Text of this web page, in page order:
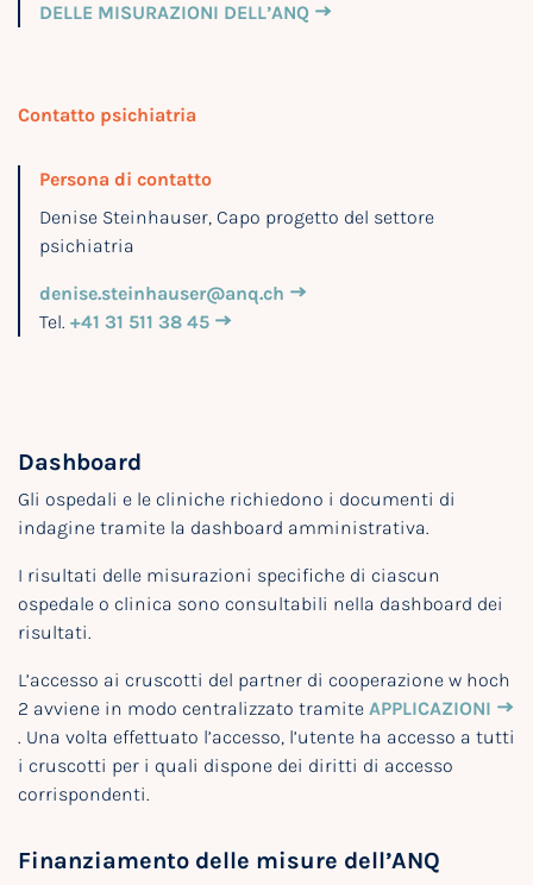
DELLE MISURAZIONI DELL’ANQ
Contatto psichiatria
Persona di contatto
Denise Steinhauser, Capo progetto del settore
psichiatria
denise.steinhauser@anq.ch
Tel. +41 31 511 38 45
Dashboard
Gli ospedali e le cliniche richiedono i documenti di
indagine tramite la dashboard amministrativa.
I risultati delle misurazioni specifiche di ciascun
ospedale o clinica sono consultabili nella dashboard dei
risultati.
L’accesso ai cruscotti del partner di cooperazione w hoch
2 avviene in modo centralizzato tramite APPLICAZIONI
. Una volta effettuato l’accesso, l’utente ha accesso a tutti
i cruscotti per i quali dispone dei diritti di accesso
corrispondenti.
Finanziamento delle misure dell’ANQ